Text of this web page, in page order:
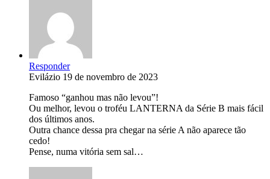
Responder
Evilázio 19 de novembro de 2023
Famoso “ganhou mas não levou”!
Ou melhor, levou o troféu LANTERNA da Série B mais fácil
dos últimos anos.
Outra chance dessa pra chegar na série A não aparece tão
cedo!
Pense, numa vitória sem sal…